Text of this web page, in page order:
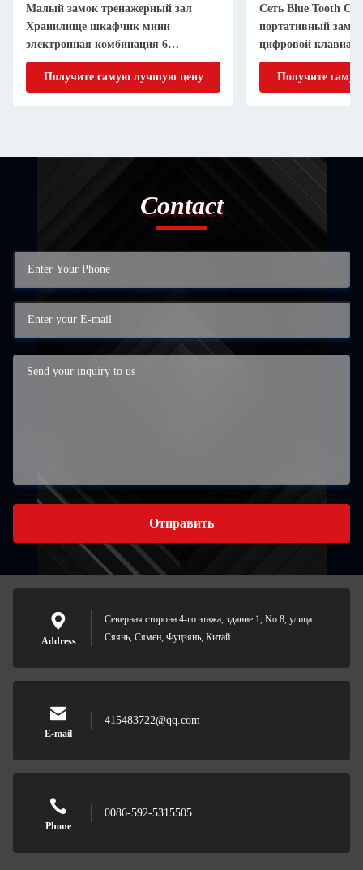
Малый замок тренажерный зал
Хранилище шкафчик мини
электронная комбинация 6
цифровой код пин камера замок
Получите самую лучшую цену
Сеть Blue Tooth
портативный
цифровой
бесключевым
Получите
Contact
Отправить
Address
Северная сторона 4-го этажа, здание 1, No 8, улица
Сяянь, Сямен, Фуцзянь, Китай
E-mail
415483722@qq.com
Phone
0086-592-5315505